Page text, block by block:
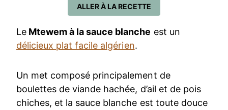
ALLER À LA RECETTE
Le Mtewem à la sauce blanche est un
délicieux plat facile algérien.
Un met composé principalement de
boulettes de viande hachée, d’ail et de pois
chiches, et la sauce blanche est toute douce